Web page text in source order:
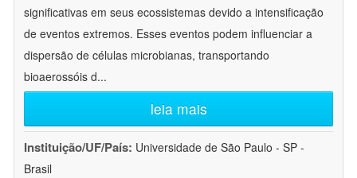
significativas em seus ecossistemas devido a intensificação
de eventos extremos. Esses eventos podem influenciar a
dispersão de células microbianas, transportando
bioaerossóis d...
leia mais
Instituição/UF/País: Universidade de São Paulo - SP -
Brasil